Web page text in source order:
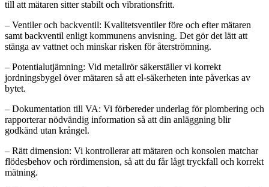
till att mätaren sitter stabilt och vibrationsfritt.
– Ventiler och backventil: Kvalitetsventiler före och efter mätaren
samt backventil enligt kommunens anvisning. Det gör det lätt att
stänga av vattnet och minskar risken för återströmning.
– Potentialutjämning: Vid metallrör säkerställer vi korrekt
jordningsbygel över mätaren så att el-säkerheten inte påverkas av
bytet.
– Dokumentation till VA: Vi förbereder underlag för plombering och
rapporterar nödvändig information så att din anläggning blir
godkänd utan krångel.
– Rätt dimension: Vi kontrollerar att mätaren och konsolen matchar
flödesbehov och rördimension, så att du får lågt tryckfall och korrekt
mätning.